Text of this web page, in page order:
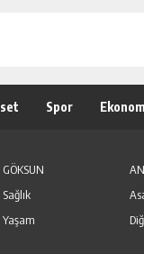
Spor
GÖKSUN
Sağlık
Yaşam